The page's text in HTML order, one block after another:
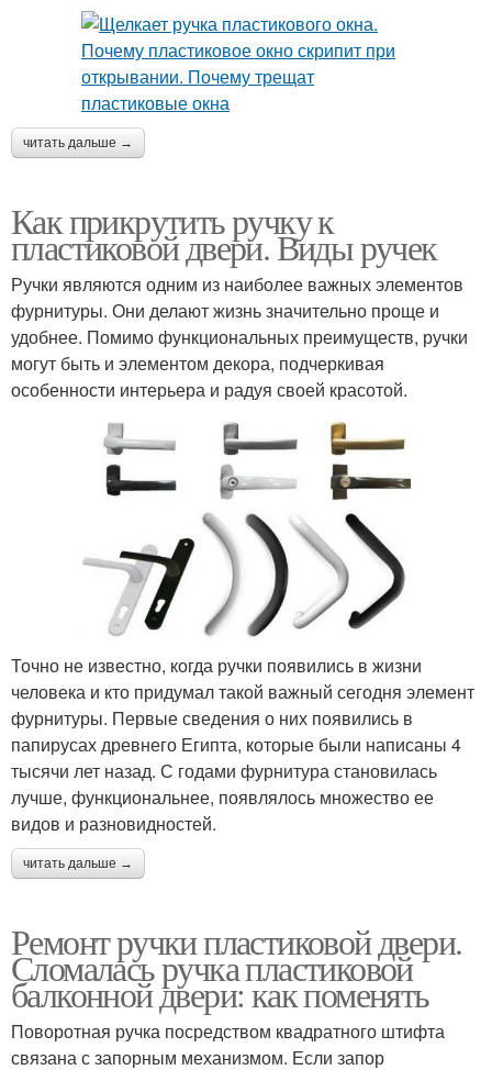
читать дальше →
Как прикрутить ручку к
пластиковой двери. Виды ручек
Ручки являются одним из наиболее важных элементов
фурнитуры. Они делают жизнь значительно проще и
удобнее. Помимо функциональных преимуществ, ручки
могут быть и элементом декора, подчеркивая
особенности интерьера и радуя своей красотой.
Точно не известно, когда ручки появились в жизни
человека и кто придумал такой важный сегодня элемент
фурнитуры. Первые сведения о них появились в
папирусах древнего Египта, которые были написаны 4
тысячи лет назад. С годами фурнитура становилась
лучше, функциональнее, появлялось множество ее
видов и разновидностей.
читать дальше →
Ремонт ручки пластиковой двери.
Сломалась ручка пластиковой
балконной двери: как поменять
Поворотная ручка посредством квадратного штифта
связана с запорным механизмом. Если запор